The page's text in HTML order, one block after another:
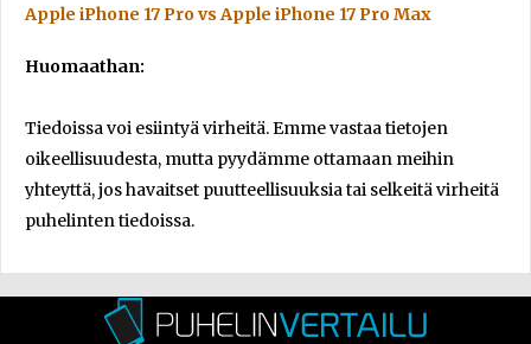
Apple iPhone 17 Pro vs Apple iPhone 17 Pro Max
Huomaathan:
Tiedoissa voi esiintyä virheitä. Emme vastaa tietojen
oikeellisuudesta, mutta pyydämme ottamaan meihin
yhteyttä, jos havaitset puutteellisuuksia tai selkeitä virheitä
puhelinten tiedoissa.